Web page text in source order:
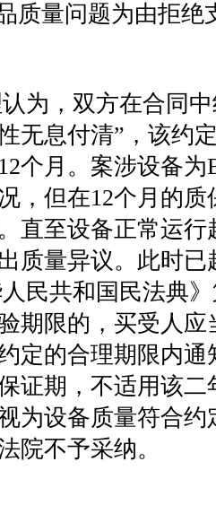
质量问题为由拒
为，双方在合同
无息付清”，该约
个月。案涉设备
，但在12个月的
直至设备正常运
质量异议。此时
民共和国民法典
期限的，买受人
定的合理期限内
证期，不适用该
为设备质量符合
院不予采纳。